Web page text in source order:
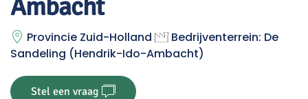
Ambacht
Provincie Zuid-Holland
Bedrijventerrein: De
Sandeling (Hendrik-Ido-Ambacht)
Stel een vraag